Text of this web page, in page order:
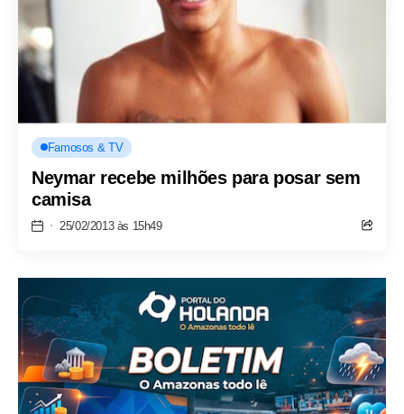
Famosos & TV
Neymar recebe milhões para posar sem
camisa
25/02/2013 às 15h49